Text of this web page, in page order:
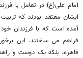
امام علی(ع) در تعامل با
ایشان معتقد بودند که
آمده است که با فرزندان
فراهم می ساختند. این
قاهره، بلکه یک دوست و